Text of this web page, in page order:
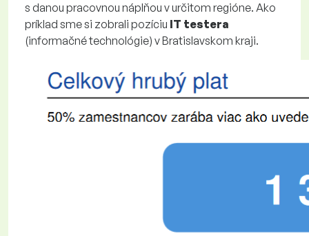
s danou pracovnou náplňou v určitom regióne. Ako
príklad sme si zobrali pozíciu IT testera
(informačné technológie) v Bratislavskom kraji.